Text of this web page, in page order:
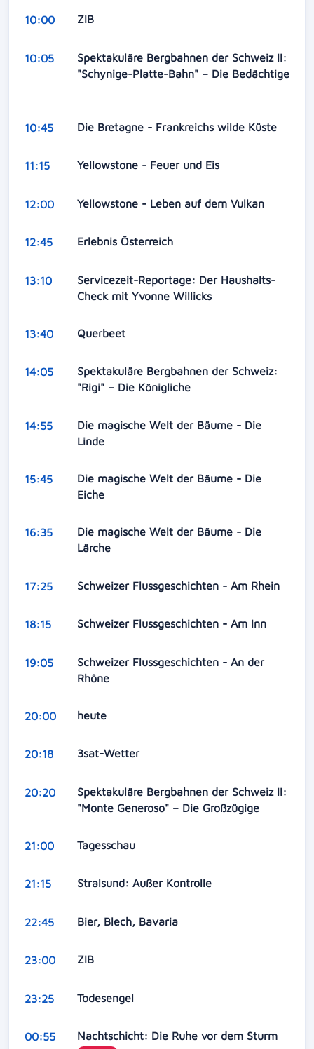
10:00 ZIB
10:05
Spektakuläre Bergbahnen der Schweiz II:
"Schynige-Platte-Bahn" – Die Bedächtige
10:45 Die Bretagne - Frankreichs wilde Küste
11:15 Yellowstone - Feuer und Eis
12:00 Yellowstone - Leben auf dem Vulkan
12:45 Erlebnis Österreich
13:10
Servicezeit-Reportage: Der Haushalts-
Check mit Yvonne Willicks
13:40 Querbeet
14:05
Spektakuläre Bergbahnen der Schweiz:
"Rigi" – Die Königliche
14:55
Die magische Welt der Bäume - Die
Linde
15:45
Die magische Welt der Bäume - Die
Eiche
16:35
Die magische Welt der Bäume - Die
Lärche
17:25 Schweizer Flussgeschichten - Am Rhein
18:15 Schweizer Flussgeschichten - Am Inn
19:05
Schweizer Flussgeschichten - An der
Rhône
20:00 heute
20:18 3sat-Wetter
20:20
Spektakuläre Bergbahnen der Schweiz II:
"Monte Generoso" – Die Großzügige
21:00 Tagesschau
21:15 Stralsund: Außer Kontrolle
22:45 Bier, Blech, Bavaria
23:00 ZIB
23:25 Todesengel
00:55 Nachtschicht: Die Ruhe vor dem Sturm